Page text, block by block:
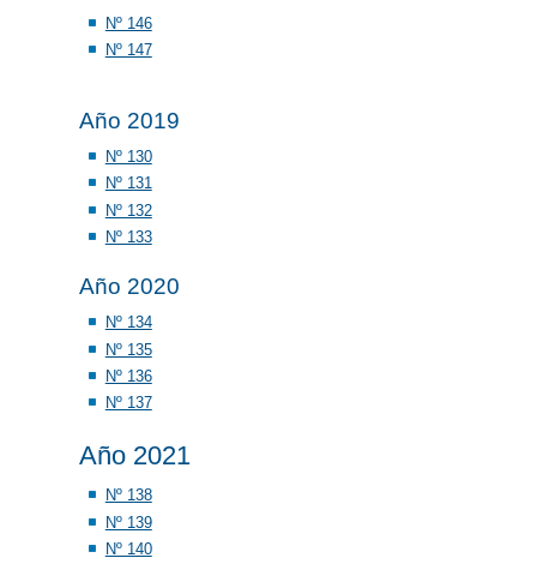
Nº 146
Nº 147
Año 2019
Nº 130
Nº 131
Nº 132
Nº 133
Año 2020
Nº 134
Nº 135
Nº 136
Nº 137
Año 2021
Nº 138
Nº 139
Nº 140